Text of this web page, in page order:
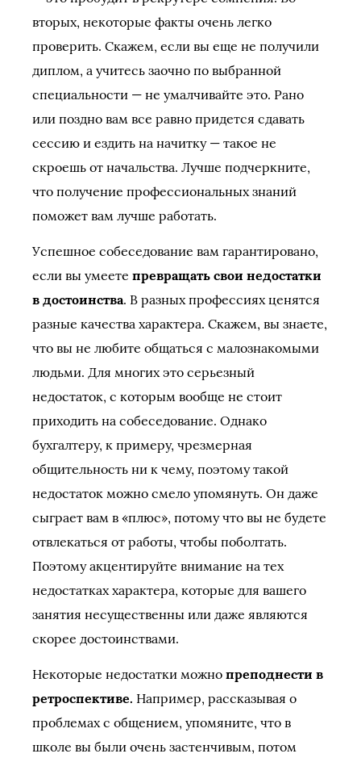
вторых, некоторые факты очень легко
проверить. Скажем, если вы еще не получили
диплом, а учитесь заочно по выбранной
специальности — не умалчивайте это. Рано
или поздно вам все равно придется сдавать
сессию и ездить на начитку — такое не
скроешь от начальства. Лучше подчеркните,
что получение профессиональных знаний
поможет вам лучше работать.
Успешное собеседование вам гарантировано,
если вы умеете превращать свои недостатки
в достоинства. В разных профессиях ценятся
разные качества характера. Скажем, вы знаете,
что вы не любите общаться с малознакомыми
людьми. Для многих это серьезный
недостаток, с которым вообще не стоит
приходить на собеседование. Однако
бухгалтеру, к примеру, чрезмерная
общительность ни к чему, поэтому такой
недостаток можно смело упомянуть. Он даже
сыграет вам в «плюс», потому что вы не будете
отвлекаться от работы, чтобы поболтать.
Поэтому акцентируйте внимание на тех
недостатках характера, которые для вашего
занятия несущественны или даже являются
скорее достоинствами.
Некоторые недостатки можно преподнести в
ретроспективе. Например, рассказывая о
проблемах с общением, упомяните, что в
школе вы были очень застенчивым, потом